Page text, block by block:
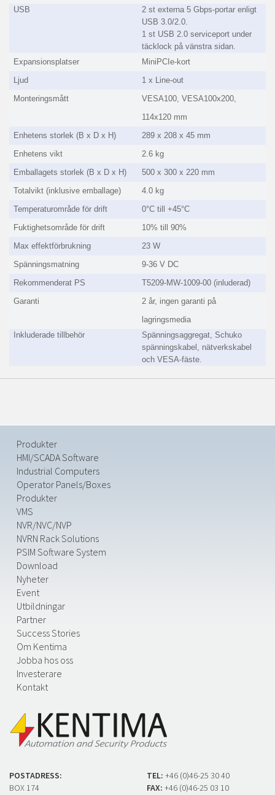
USB
2 st externa 5 Gbps-portar enligt
USB 3.0/2.0.
1 st USB 2.0 serviceport under
täcklock på vänstra sidan.
Expansionsplatser
MiniPCIe-kort
Ljud
1 x Line-out
Monteringsmått
VESA100, VESA100x200,
114x120 mm
Enhetens storlek (B x D x H)
289 x 208 x 45 mm
Enhetens vikt
2.6 kg
Emballagets storlek (B x D x H)
500 x 300 x 220 mm
Totalvikt (inklusive emballage)
4.0 kg
Temperaturområde för drift
0°C till +45°C
Fuktighetsområde för drift
10% till 90%
Max effektförbrukning
23 W
Spänningsmatning
9-36 V DC
Rekommenderat PS
T5209-MW-1009-00 (inluderad)
Garanti
2 år, ingen garanti på
lagringsmedia
Inkluderade tillbehör
Spänningsaggregat, Schuko
spänningskabel, nätverkskabel
och VESA-fäste.
Produkter
HMI/SCADA Software
Industrial Computers
Operator Panels/Boxes
Produkter
VMS
NVR/NVC/NVP
NVRN Rack Solutions
PSIM Software System
Download
Nyheter
Event
Utbildningar
Partner
Success Stories
Om Kentima
Jobba hos oss
Investerare
Kontakt
POSTADRESS:
BOX 174
TEL: +46 (0)46-25 30 40
FAX: +46 (0)46-25 03 10